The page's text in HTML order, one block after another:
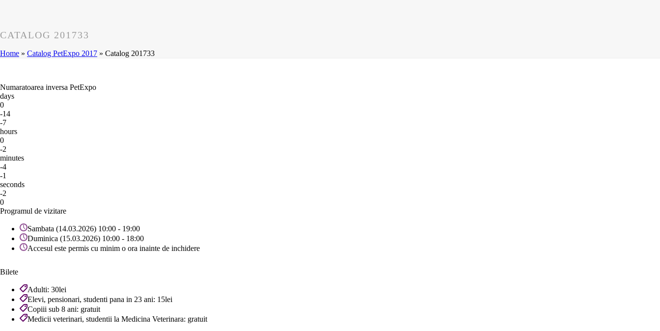
CATALOG 201733
Home » Catalog PetExpo 2017 » Catalog 201733
Numaratoarea inversa PetExpo
days
0
-14
-7
hours
0
-2
minutes
-4
-1
seconds
-2
0
Programul de vizitare
Sambata (14.03.2026) 10:00 - 19:00
Duminica (15.03.2026) 10:00 - 18:00
Accesul este permis cu minim o ora inainte de inchidere
Bilete
Adulti: 30lei
Elevi, pensionari, studenti pana in 23 ani: 15lei
Copiii sub 8 ani: gratuit
Medicii veterinari, studentii la Medicina Veterinara: gratuit